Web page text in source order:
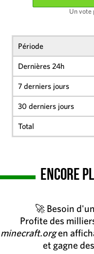
Un vote
Période
Dernières 24h
7 derniers jours
30 derniers jours
Total
Encore
🚀 Besoin
Profite des
minecraft.orgen
et gagne